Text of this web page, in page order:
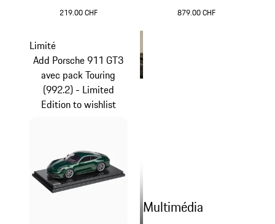
219.00 CHF
- Limited Edition
879.00 CHF
Limité
Add Porsche 911 GT3
avec pack Touring
(992.2) - Limited
Edition to wishlist
Multimédia